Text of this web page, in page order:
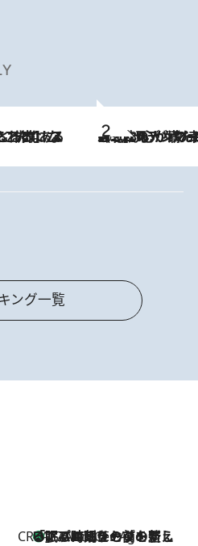
2026.8.8
《北欧の人々の幸福度が高いのは…》元デンマーク親善大使が出会った“心が満たされる暮らし”「いいかげんにヒュッゲしなさい！」
ング一覧
CREA'S CHOICE
17 Minutes Ago
「眠る時刻をセットする」——眠りの前を整える、バルミューダの新しいアプローチ